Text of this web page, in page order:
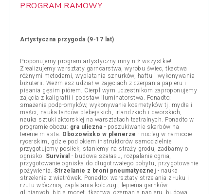
PROGRAM RAMOWY
Artystyczna przygoda (9-17 lat)
Proponujemy program artystyczny inny niż wszystkie!
Zrealizujemy warsztaty garncarstwa, wyrobu świec, tkactwa
różnymi metodami, wyplatania sznurków, haftu i wykonywania
biżuterii. Weźmiesz udział w zajęciach z czerpania papieru i
pisania gęsim piórem. Cierpliwym uczestnikom zaproponujemy
zajęcia z kaligrafii i podstaw iluminatorstwa. Ponadto:
smażenie podpłomyków, wykonywanie kosmetyków tj. mydła i
maści, nauka tańców plebejskich, irlandzkich i dworskich,
nauka sztuki aktorskiej na warsztatach teatralnych. Ponadto w
programie obozu: gra uliczna - poszukiwanie skarbów na
terenie miasta. Obozowisko w plenerze - nocleg w namiocie
rycerskim, gdzie pod okiem instruktorów samodzielnie
przygotujemy posiłek, staniemy na straży grodu, zadbamy o
ognisko. Survival - budowa szałasu, rozpalanie ognia,
przygotowanie ogniska do długotrwałego pobytu, przygotowanie
pożywienia. Strzelanie z broni pneumatycznej - nauka
strzelenia z wiatrówek. Ponadto: warsztaty strzelania z łuku i
rzutu włócznią, zaplatania kolczugi, lepienia garnków
glinianych, bicia monet, tkactwa, czerpania papieru, budowa